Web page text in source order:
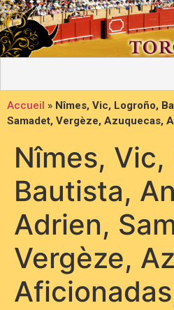
Accueil » Nîmes, Vic, Logroño,
Samadet, Vergèze, Azuquecas,
Nîmes,
Bautista,
Adrien,
Vergèze,